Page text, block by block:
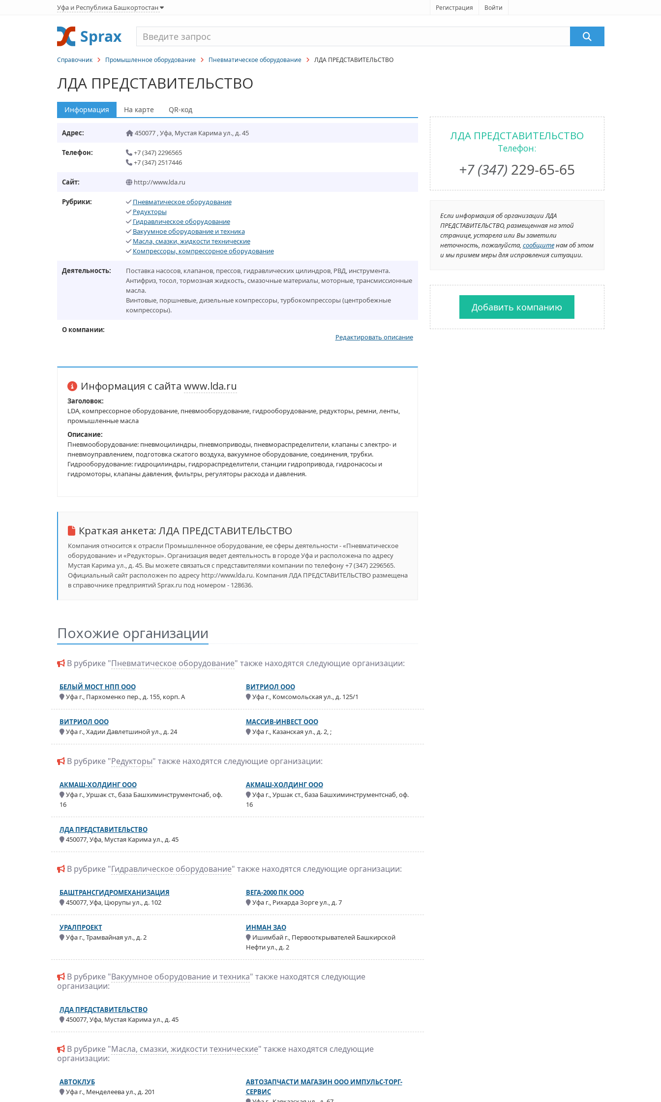
Уфа и Республика Башкортостан Регистрация Войти
Sprax
Справочник Промышленное оборудование Пневматическое оборудование ЛДА ПРЕДСТАВИТЕЛЬСТВО
ЛДА ПРЕДСТАВИТЕЛЬСТВО
Информация На карте QR-код
Адрес: 450077,Уфа, Мустая Карима ул., д. 45
Телефон:
+7 (347) 2296565
+7 (347) 2517446
Сайт: http://www.lda.ru
Рубрики:
Пневматическое оборудование
Редукторы
Гидравлическое оборудование
Вакуумное оборудование и техника
Масла, смазки, жидкости технические
Компрессоры, компрессорное оборудование
Деятельность:
Поставка насосов, клапанов, прессов, гидравлических цилиндров, РВД, инструмента.
Антифриз, тосол, тормозная жидкость, смазочные материалы, моторные, трансмиссионные
масла.
Винтовые, поршневые, дизельные компрессоры, турбокомпрессоры (центробежные
компрессоры).
О компании:
Редактировать описание
Информация с сайта www.lda.ru
Заголовок:
LDA, компрессорное оборудование, пневмооборудование, гидрооборудование, редукторы, ремни, ленты,
промышленные масла
Описание:
Пневмооборудование: пневмоцилиндры, пневмоприводы, пневмораспределители, клапаны с электро- и
пневмоуправлением, подготовка сжатого воздуха, вакуумное оборудование, соединения, трубки.
Гидрооборудование: гидроцилиндры, гидрораспределители, станции гидропривода, гидронасосы и
гидромоторы, клапаны давления, фильтры, регуляторы расхода и давления.
Краткая анкета:ЛДА ПРЕДСТАВИТЕЛЬСТВО
Компания относится к отрасли Промышленное оборудование, ее сферы деятельности - «Пневматическое
оборудование» и «Редукторы». Организация ведет деятельность в городе Уфа и расположена по адресу
Мустая Карима ул., д. 45. Вы можете связаться с представителями компании по телефону +7 (347) 2296565.
Официальный сайт расположен по адресу http://www.lda.ru. Компания ЛДА ПРЕДСТАВИТЕЛЬСТВО размещена
в справочнике предприятий Sprax.ru под номером - 128636.
Похожие организации
В рубрике "Пневматическое оборудование" также находятся следующие организации:
БЕЛЫЙ МОСТ НПП ООО
Уфа г., Пархоменко пер., д. 155, корп. А
ВИТРИОЛ ООО
Уфа г., Комсомольская ул., д. 125/1
ВИТРИОЛ ООО
Уфа г., Хадии Давлетшиной ул., д. 24
МАССИВ-ИНВЕСТ ООО
Уфа г., Казанская ул., д. 2, ;
В рубрике "Редукторы" также находятся следующие организации:
АКМАШ-ХОЛДИНГ ООО
Уфа г., Уршак ст., база Башхиминструментснаб, оф.
16
АКМАШ-ХОЛДИНГ ООО
Уфа г., Уршак ст., база Башхиминструментснаб, оф.
16
ЛДА ПРЕДСТАВИТЕЛЬСТВО
450077, Уфа, Мустая Карима ул., д. 45
В рубрике "Гидравлическое оборудование" также находятся следующие организации:
БАШТРАНСГИДРОМЕХАНИЗАЦИЯ
450077, Уфа, Цюрупы ул., д. 102
ВЕГА-2000 ПК ООО
Уфа г., Рихарда Зорге ул., д. 7
УРАЛПРОЕКТ
Уфа г., Трамвайная ул., д. 2
ИНМАН ЗАО
Ишимбай г., Первооткрывателей Башкирской
Нефти ул., д. 2
В рубрике "Вакуумное оборудование и техника" также находятся следующие
организации:
ЛДА ПРЕДСТАВИТЕЛЬСТВО
450077, Уфа, Мустая Карима ул., д. 45
В рубрике "Масла, смазки, жидкости технические" также находятся следующие
организации:
АВТОКЛУБ
Уфа г., Менделеева ул., д. 201
АВТОЗАПЧАСТИ МАГАЗИН ООО ИМПУЛЬС-ТОРГ-
СЕРВИС
ЛДА ПРЕДСТАВИТЕЛЬСТВО
Телефон:
+7 (347) 229-65-65
Если информация об организации ЛДА
ПРЕДСТАВИТЕЛЬСТВО, размещенная на этой
странице, устарела или Вы заметили
неточность, пожалуйста, сообщитенам об этом
и мы примем меры для исправления ситуации.
Добавить компанию